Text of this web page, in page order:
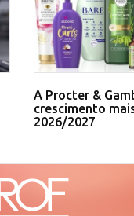
A Procter &
crescimento
2026/2027